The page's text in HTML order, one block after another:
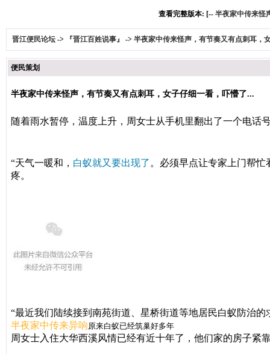
查看完整版本: [-- 半夜家中传来怪
晋江便民论坛 -> 『晋江百姓说事』 -> 半夜家中传来怪声，有节奏又有点刺耳，
便民策划
半夜家中传来怪声，有节奏又有点刺耳，女子仔细一看，吓懵了...
随着雨水暂停，温度上升，周女士从手机里翻出了一个电话
“天气一暖和， 白蚁就又要出现了 。必须早点让专家上门帮
疼。
“最近我们陆续接到南苑街道、星桥街道等地居民白蚁防治
半夜家中传来异响原来白蚁已经筑巢好多年
周女士入住大华西溪风情已经有近十年了，他们家的房子紧